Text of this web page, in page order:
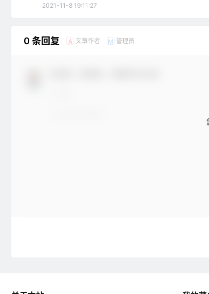
2021-11-8 19:11:27
0 条回复 A 文章作者 M 管理员